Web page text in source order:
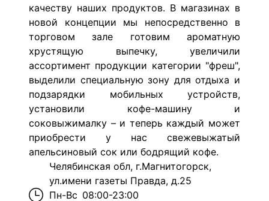
качеству наших продуктов. В магазинах в
новой концепции мы непосредственно в
торговом зале готовим ароматную
хрустящую выпечку, увеличили
ассортимент продукции категории "фреш",
выделили специальную зону для отдыха и
подзарядки мобильных устройств,
установили кофе-машину и
соковыжималку – и теперь каждый может
приобрести у нас свежевыжатый
апельсиновый сок или бодрящий кофе.
Челябинская обл, г.Магнитогорск,
ул.имени газеты Правда, д.25
Пн-Вс 08:00-23:00